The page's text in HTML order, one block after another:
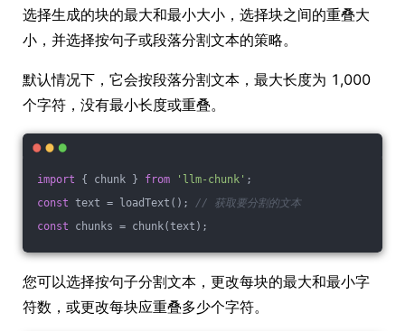
选择生成的块的最大和最小大小，选择块之间的重叠大
小，并选择按句子或段落分割文本的策略。
默认情况下，它会按段落分割文本，最大长度为 1,000
个字符，没有最小长度或重叠。
import { chunk } from 'llm-chunk' ;
const text = loadText(); // 获取要分割的文本
const chunks = chunk(text);
您可以选择按句子分割文本，更改每块的最大和最小字
符数，或更改每块应重叠多少个字符。